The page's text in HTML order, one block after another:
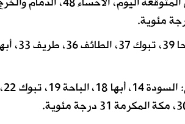
وتابع: